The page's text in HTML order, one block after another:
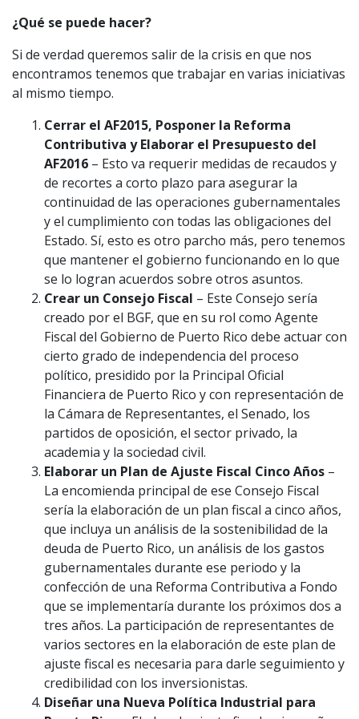
¿Qué se puede hacer?
Si de verdad queremos salir de la crisis en que nos
encontramos tenemos que trabajar en varias iniciativas
al mismo tiempo.
Cerrar el AF2015, Posponer la Reforma
Contributiva y Elaborar el Presupuesto del
AF2016 – Esto va requerir medidas de recaudos y
de recortes a corto plazo para asegurar la
continuidad de las operaciones gubernamentales
y el cumplimiento con todas las obligaciones del
Estado. Sí, esto es otro parcho más, pero tenemos
que mantener el gobierno funcionando en lo que
se lo logran acuerdos sobre otros asuntos.
Crear un Consejo Fiscal – Este Consejo sería
creado por el BGF, que en su rol como Agente
Fiscal del Gobierno de Puerto Rico debe actuar con
cierto grado de independencia del proceso
político, presidido por la Principal Oficial
Financiera de Puerto Rico y con representación de
la Cámara de Representantes, el Senado, los
partidos de oposición, el sector privado, la
academia y la sociedad civil.
Elaborar un Plan de Ajuste Fiscal Cinco Años –
La encomienda principal de ese Consejo Fiscal
sería la elaboración de un plan fiscal a cinco años,
que incluya un análisis de la sostenibilidad de la
deuda de Puerto Rico, un análisis de los gastos
gubernamentales durante ese periodo y la
confección de una Reforma Contributiva a Fondo
que se implementaría durante los próximos dos a
tres años. La participación de representantes de
varios sectores en la elaboración de este plan de
ajuste fiscal es necesaria para darle seguimiento y
credibilidad con los inversionistas.
Diseñar una Nueva Política Industrial para